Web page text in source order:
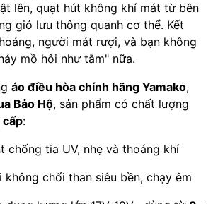
lên, quạt hút không khí mát từ bên
gió lưu thông quanh cơ thể. Kết
người mát rượi, và bạn không
mồ hôi như tắm" nữa.
áo điều hòa chính hãng Yamako,
Bảo Hộ, sản phẩm có chất lượng
cấp:
chống tia UV, nhẹ và thoáng khí
không chổi than siêu bền, chạy êm